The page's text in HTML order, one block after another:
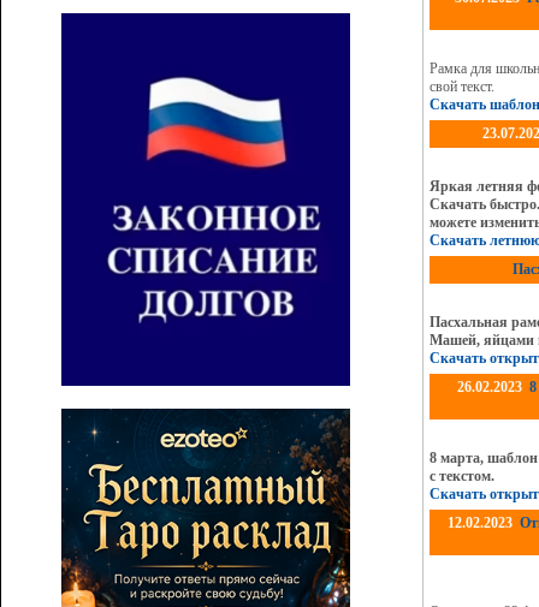
Рамка для
свой текст.
Скачать шаблон
Яркая летняя
Скачать
можете
Скачать
Пасхальная
Машей, яйцами
Скачать
26.02.2023
8 марта,
с текстом.
Скачать
12.02.2023